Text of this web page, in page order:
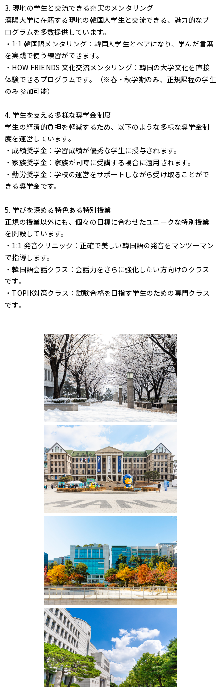
3. 現地の学生と交流できる充実のメンタリング
漢陽大学に在籍する現地の韓国人学生と交流できる、魅力的なプ
ログラムを多数提供しています。
・1:1 韓国語メンタリング：韓国人学生とペアになり、学んだ言葉
を実践で使う練習ができます。
・HOW FRIENDS 文化交流メンタリング：韓国の大学文化を直接
体験できるプログラムです。（※春・秋学期のみ、正規課程の学生
のみ参加可能）
4. 学生を支える多様な奨学金制度
学生の経済的負担を軽減するため、以下のような多様な奨学金制
度を運営しています。
・成績奨学金：学習成績が優秀な学生に授与されます。
・家族奨学金：家族が同時に受講する場合に適用されます。
・勤労奨学金：学校の運営をサポートしながら受け取ることがで
きる奨学金です。
5. 学びを深める特色ある特別授業
正規の授業以外にも、個々の目標に合わせたユニークな特別授業
を開設しています。
・1:1 発音クリニック：正確で美しい韓国語の発音をマンツーマン
で指導します。
・韓国語会話クラス：会話力をさらに強化したい方向けのクラス
です。
・TOPIK対策クラス：試験合格を目指す学生のための専門クラス
です。